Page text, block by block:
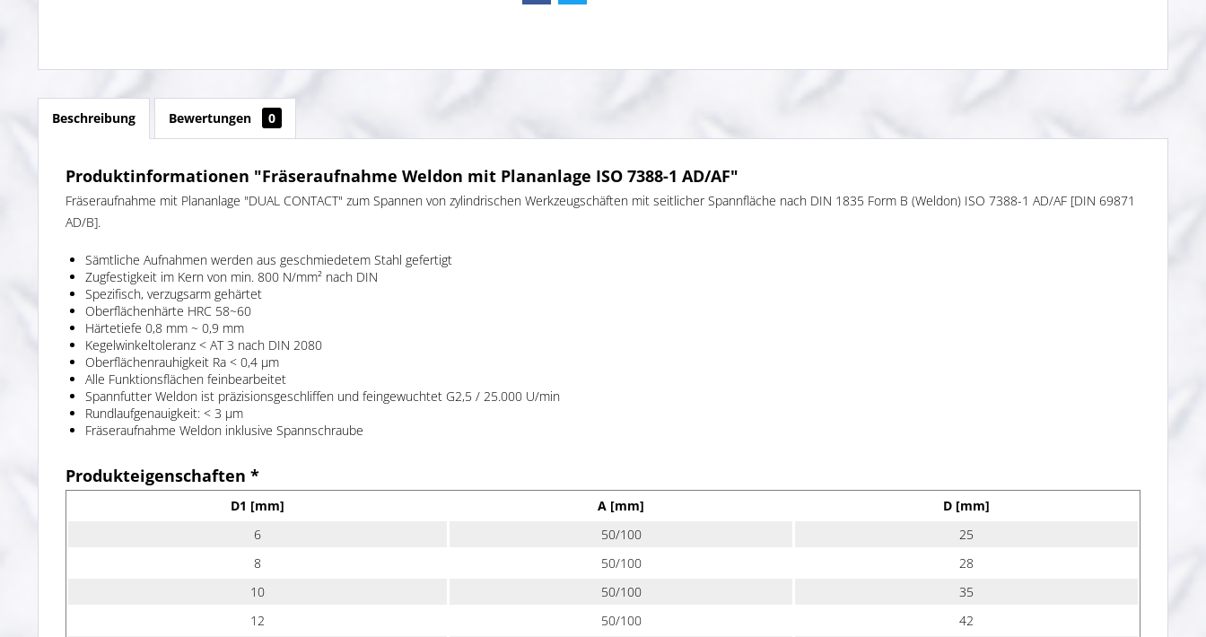
Beschreibung Bewertungen 0
Produktinformationen "Fräseraufnahme Weldon mit Plananlage ISO 7388-1 AD/AF"
Fräseraufnahme mit Plananlage "DUAL CONTACT" zum Spannen von zylindrischen Werkzeugschäften mit seitlicher Spannfläche nach DIN 1835 Form B (Weldon) ISO 7388-1 AD/AF [DIN 69871
AD/B].
Sämtliche Aufnahmen werden aus geschmiedetem Stahl gefertigt
Zugfestigkeit im Kern von min. 800 N/mm² nach DIN
Spezifisch, verzugsarm gehärtet
Oberflächenhärte HRC 58~60
Härtetiefe 0,8 mm ~ 0,9 mm
Kegelwinkeltoleranz < AT 3 nach DIN 2080
Oberflächenrauhigkeit Ra < 0,4 µm
Alle Funktionsflächen feinbearbeitet
Spannfutter Weldon ist präzisionsgeschliffen und feingewuchtet G2,5 / 25.000 U/min
Rundlaufgenauigkeit: < 3 µm
Fräseraufnahme Weldon inklusive Spannschraube
Produkteigenschaften *
D1 [mm] A [mm]
D [mm]
6
50/100
25
8
50/100
28
10
50/100
35
12
50/100
42